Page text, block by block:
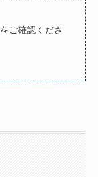
をご確認くださ